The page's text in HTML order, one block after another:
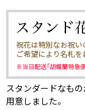
スタンダードなも
用意しました。